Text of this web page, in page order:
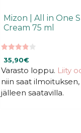
Mizon | All in One
Cream 75 ml
5:stä
35,90€
Varasto loppu. Liity
niin saat
jälleen saatavilla.